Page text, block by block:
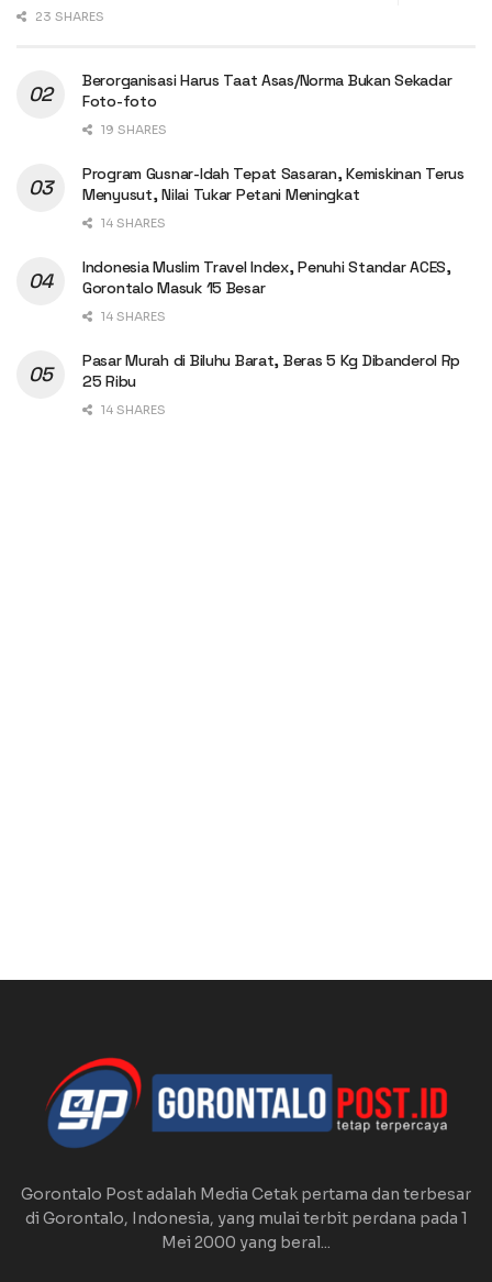
23 SHARES
Berorganisasi Harus Taat Asas/Norma Bukan Sekadar
Foto-foto
19 SHARES
Program Gusnar-Idah Tepat Sasaran, Kemiskinan Terus
Menyusut, Nilai Tukar Petani Meningkat
14 SHARES
Indonesia Muslim Travel Index, Penuhi Standar ACES,
Gorontalo Masuk 15 Besar
14 SHARES
Pasar Murah di Biluhu Barat, Beras 5 Kg Dibanderol Rp
25 Ribu
14 SHARES
Gorontalo Post adalah Media Cetak pertama dan terbesar
di Gorontalo, Indonesia, yang mulai terbit perdana pada 1
Mei 2000 yang beral...